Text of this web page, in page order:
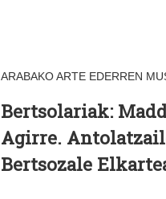
ARABAKO ARTE EDERREN
Bertsolariak:
Agirre.
Bertsozale